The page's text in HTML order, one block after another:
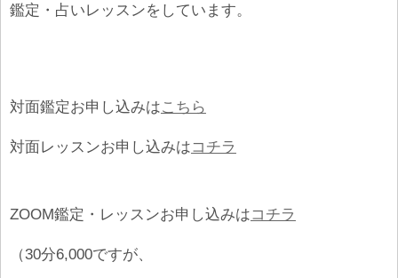
鑑定・占いレッスンをしています。
対面鑑定お申し込みはこちら
対面レッスンお申し込みはコチラ
ZOOM鑑定・レッスンお申し込みはコチラ
（30分6,000ですが、